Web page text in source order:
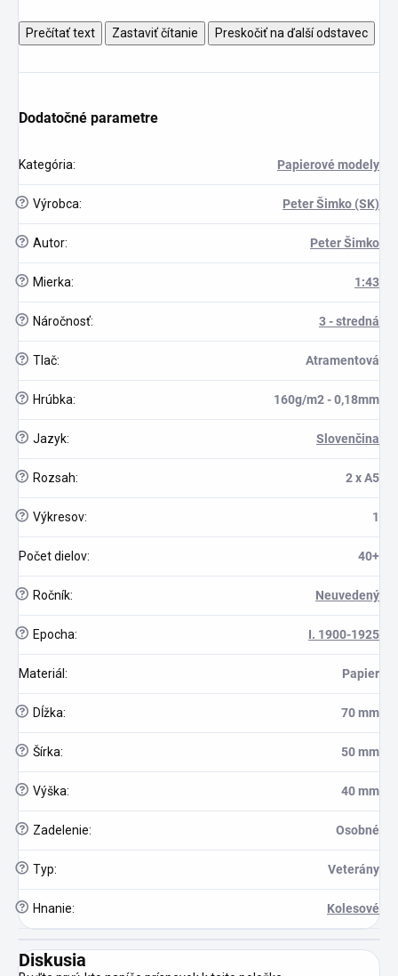
Prečítať text Zastaviť čítanie Preskočiť na ďalší odstavec
Dodatočné parametre
Kategória: Papierové modely
? Výrobca: Peter Šimko (SK)
? Autor: Peter Šimko
? Mierka: 1:43
? Náročnosť: 3 - stredná
? Tlač: Atramentová
? Hrúbka: 160g/m2 - 0,18mm
? Jazyk: Slovenčina
? Rozsah: 2 x A5
? Výkresov: 1
Počet dielov: 40+
? Ročník: Neuvedený
? Epocha: I. 1900-1925
Materiál: Papier
? Dĺžka: 70 mm
? Šírka: 50 mm
? Výška: 40 mm
? Zadelenie: Osobné
? Typ: Veterány
? Hnanie: Kolesové
Diskusia